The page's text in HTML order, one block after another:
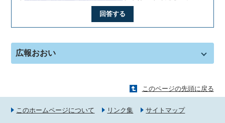
回答する
広報おおい
このページの先頭に戻る
このホームページについて リンク集 サイトマップ